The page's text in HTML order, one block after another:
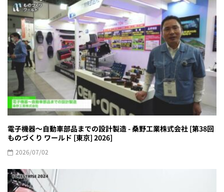
電子機器〜自動車部品までの設計製造 - 桑野工業株式会社 [第38回
ものづくり ワールド [東京] 2026]
2026/07/02